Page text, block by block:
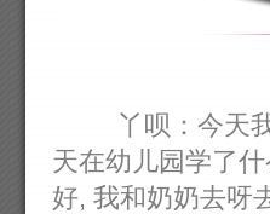
丫呗：今天我
天在幼儿园学了
好, 我和奶奶去呀